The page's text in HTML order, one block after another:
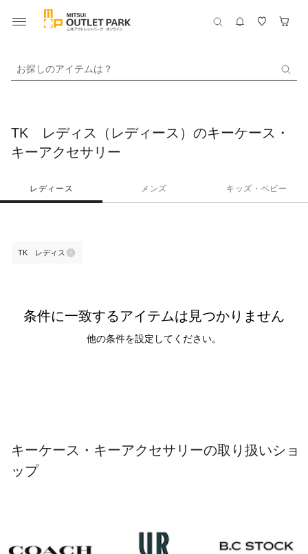
お探しのアイテムは？
TK レディス（レディース）のキーケース・
キーアクセサリー
レディース メンズ キッズ・ベビー
TK レディス
条件に一致するアイテムは見つかりません
他の条件を設定してください。
キーケース・キーアクセサリーの取り扱いショ
ップ